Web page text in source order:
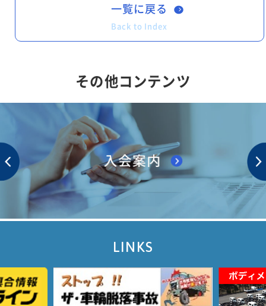
一覧に戻る
Back to Index
その他コンテンツ
LINKS